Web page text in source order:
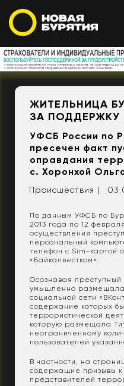
​ЖИТЕЛЬНИЦА
ЗА ПОДДЕРЖКУ
УФСБ России по
пресечен факт
оправдания
с. Хоронхой
Происшествия |
По данным УФСБ по
2013 года по 12
осуществления
персональный
телефон с Sim-картой
«Байкалвестком».
Осознавая преступный
умышленно
социальной сети
содержание которых
террористической
которую размещала
неограниченному
пользователей
В частности, на
содержащие призывы к
представителей